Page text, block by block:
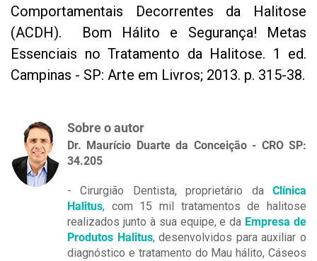
Comportamentais Decorrentes da Halitose
(ACDH). Bom Hálito e Segurança! Metas
Essenciais no Tratamento da Halitose. 1 ed.
Campinas - SP: Arte em Livros; 2013. p. 315-38.
Sobre o autor
Dr. Maurício Duarte da Conceição - CRO SP:
34.205
- Cirurgião Dentista, proprietário da Clínica
Halitus, com 15 mil tratamentos de halitose
realizados junto à sua equipe, e da Empresa de
Produtos Halitus, desenvolvidos para auxiliar o
diagnóstico e tratamento do Mau hálito, Cáseos